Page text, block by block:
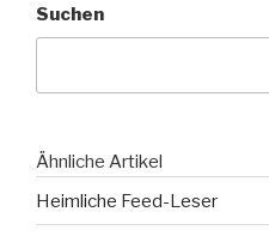
Suchen
Ähnliche Artikel
Heimliche Feed-Leser